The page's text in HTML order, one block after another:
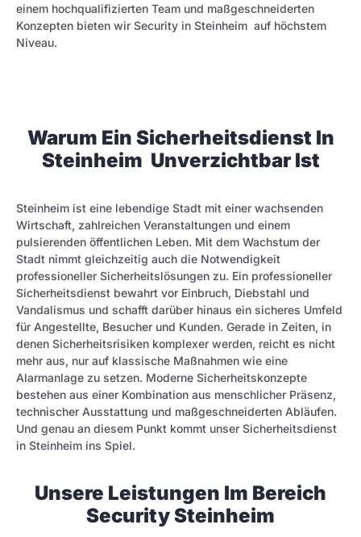
einem hochqualifizierten Team und maßgeschneiderten
Konzepten bieten wir Security in Steinheim auf höchstem
Niveau.
Warum Ein Sicherheitsdienst In
Steinheim Unverzichtbar Ist
Steinheim ist eine lebendige Stadt mit einer wachsenden
Wirtschaft, zahlreichen Veranstaltungen und einem
pulsierenden öffentlichen Leben. Mit dem Wachstum der
Stadt nimmt gleichzeitig auch die Notwendigkeit
professioneller Sicherheitslösungen zu. Ein professioneller
Sicherheitsdienst bewahrt vor Einbruch, Diebstahl und
Vandalismus und schafft darüber hinaus ein sicheres Umfeld
für Angestellte, Besucher und Kunden. Gerade in Zeiten, in
denen Sicherheitsrisiken komplexer werden, reicht es nicht
mehr aus, nur auf klassische Maßnahmen wie eine
Alarmanlage zu setzen. Moderne Sicherheitskonzepte
bestehen aus einer Kombination aus menschlicher Präsenz,
technischer Ausstattung und maßgeschneiderten Abläufen.
Und genau an diesem Punkt kommt unser Sicherheitsdienst
in Steinheim ins Spiel.
Unsere Leistungen Im Bereich
Security Steinheim